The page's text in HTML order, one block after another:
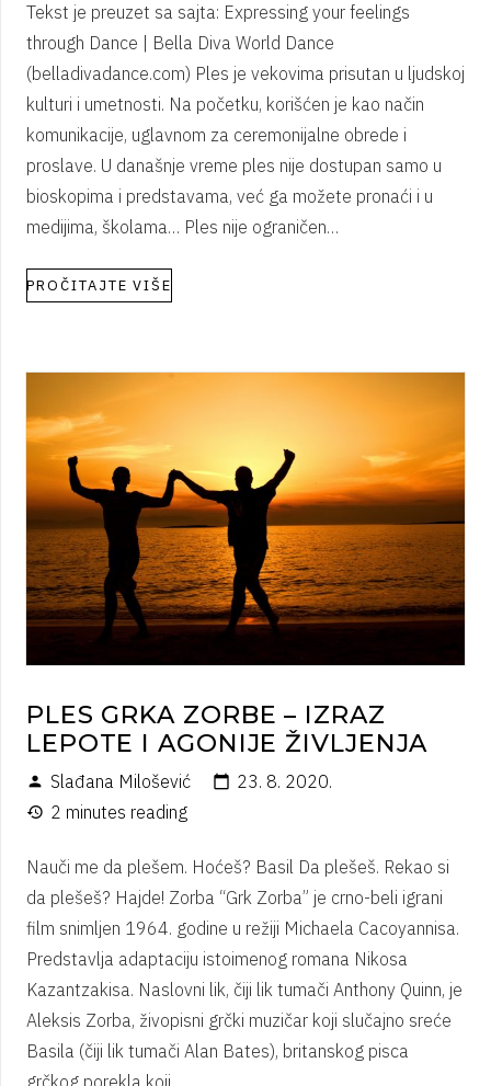
Tekst je preuzet sa sajta: Expressing your feelings
through Dance | Bella Diva World Dance
(belladivadance.com) Ples je vekovima prisutan u ljudskoj
kulturi i umetnosti. Na početku, korišćen je kao način
komunikacije, uglavnom za ceremonijalne obrede i
proslave. U današnje vreme ples nije dostupan samo u
bioskopima i predstavama, već ga možete pronaći i u
medijima, školama… Ples nije ograničen…
PROČITAJTE VIŠE
PLES GRKA ZORBE – IZRAZ
LEPOTE I AGONIJE ŽIVLJENJA
person Slađana Milošević calendar_today 23. 8. 2020.
history 2 minutes reading
Nauči me da plešem. Hoćeš? Basil Da plešeš. Rekao si
da plešeš? Hajde! Zorba “Grk Zorba” je crno-beli igrani
film snimljen 1964. godine u režiji Michaela Cacoyannisa.
Predstavlja adaptaciju istoimenog romana Nikosa
Kazantzakisa. Naslovni lik, čiji lik tumači Anthony Quinn, je
Aleksis Zorba, živopisni grčki muzičar koji slučajno sreće
Basila (čiji lik tumači Alan Bates), britanskog pisca